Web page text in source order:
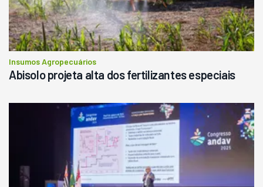
Insumos Agropecuários
Abisolo projeta alta dos fertilizantes especiais